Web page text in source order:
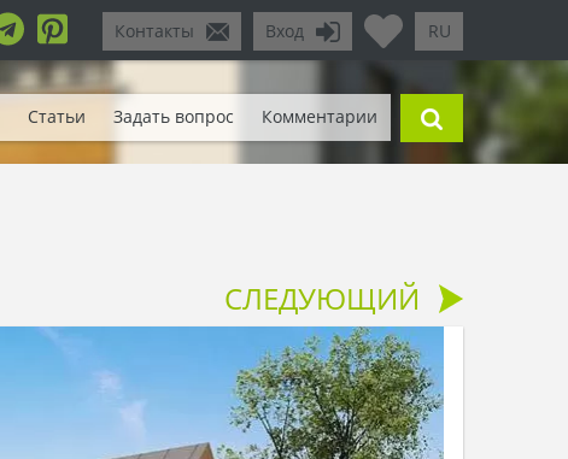
RU
Вход
Контакты
Статьи Задать вопрос Комментарии
СЛЕДУЮЩИЙ